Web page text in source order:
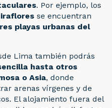
. Por ejemplo, los
se encuentran
playas urbanas del
Lima también podrás
hasta otros
o Asia, donde
arenas vírgenes y de
El alojamiento fuera del